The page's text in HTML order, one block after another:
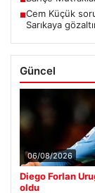
■Cem Küçük
Sarıkaya
Güncel
06/08/2026
Diego Forlan
oldu